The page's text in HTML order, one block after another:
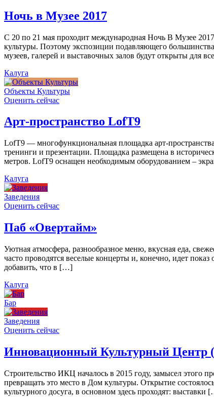
Ночь в Музее 2017
С 20 по 21 мая проходит международная Ночь В Музее
культуры. Поэтому экспозиции подавляющего
музеев, галерей и выставочных залов будут открыты для
Калуга
Объекты Культуры
Оценить сейчас
Арт-пространство LofT9
LofT9 — многофункциональная площадка арт-
тренинги и презентации. Площадка размещена в
метров. LofT9 оснащен необходимым оборудованием –
Калуга
Заведения
Оценить сейчас
Паб «Овертайм»
Уютная атмосфера, разнообразное меню, вкусная еда,
часто проводятся веселые концерты и, конечно, идет
добавить, что в […]
Калуга
Бар
Заведения
Оценить сейчас
Инновационный Культурный
Строительство ИКЦ началось в 2015 году, замысел этого
превращать это место в Дом культуры. Открытие
культурного досуга, в основном здесь проходят: выставки